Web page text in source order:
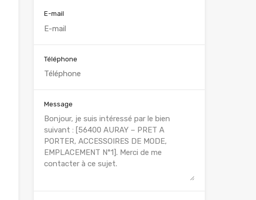
E-mail
Téléphone
Message